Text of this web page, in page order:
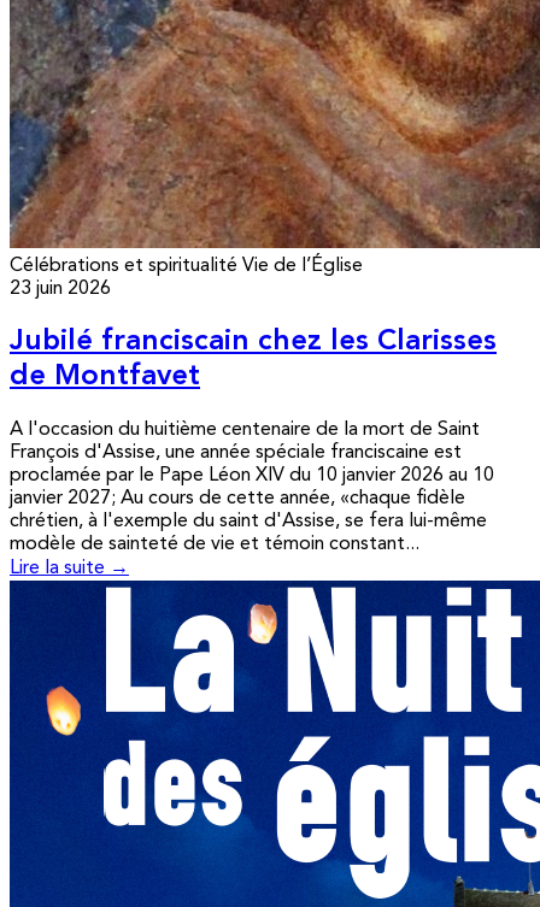
Célébrations et spiritualité Vie de l’Église
23 juin 2026
Jubilé franciscain chez les Clarisses
de Montfavet
A l'occasion du huitième centenaire de la mort de Saint
François d'Assise, une année spéciale franciscaine est
proclamée par le Pape Léon XIV du 10 janvier 2026 au 10
janvier 2027; Au cours de cette année, «chaque fidèle
chrétien, à l'exemple du saint d'Assise, se fera lui-même
modèle de sainteté de vie et témoin constant...
Lire la suite →